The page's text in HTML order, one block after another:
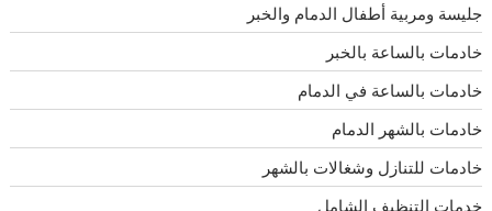
جليسة ومربية أطفال الدمام والخبر
خادمات بالساعة بالخبر
خادمات بالساعة في الدمام
خادمات بالشهر الدمام
خادمات للتنازل وشغالات بالشهر
خدمات التنظيف الشامل